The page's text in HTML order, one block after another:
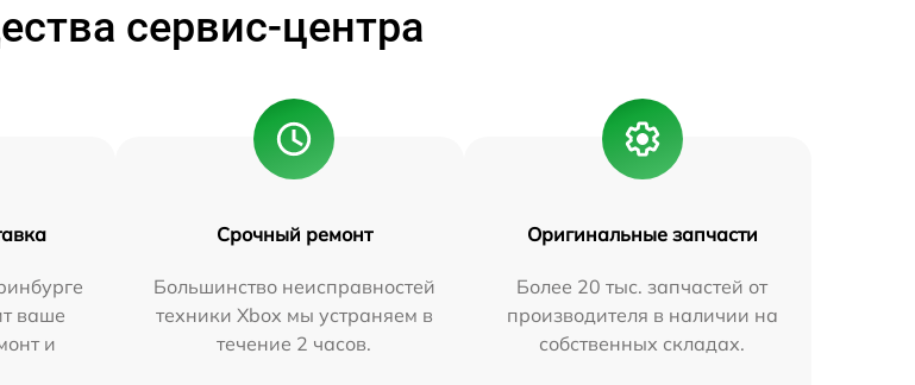
сервис-центра
ваше
и
Срочный ремонт
Большинство неисправностей
техники Xbox мы устраняем в
течение 2 часов.
Оригинальные запчасти
Более 20 тыс. запчастей от
производителя в наличии на
собственных складах.